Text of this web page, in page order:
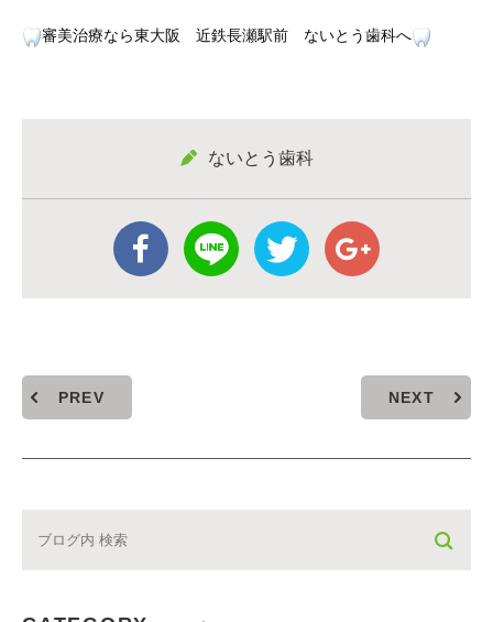
審美治療なら東大阪 近鉄長瀬駅前 ないとう歯科へ
ないとう歯科
PREV NEXT